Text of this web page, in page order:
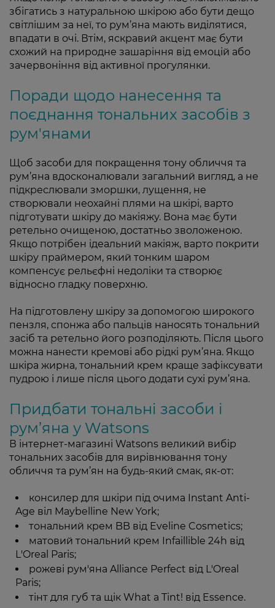
збігатись з натуральною шкірою або бути дещо
світлішим за неї, то рум’яна мають виділятися,
впадати в очі. Втім, яскравий акцент має бути
схожий на природне зашаріння від емоцій або
зачервоніння від активної прогулянки.
Поради щодо нанесення та
поєднання тональних засобів з
рум'янами
Щоб засоби для покращення тону обличчя та
рум’яна вдосконалювали загальний вигляд, а не
підкреслювали зморшки, лущення, не
створювали неохайні плями на шкірі, варто
підготувати шкіру до макіяжу. Вона має бути
ретельно очищеною, достатньо зволоженою.
Якщо потрібен ідеальний макіяж, варто покрити
шкіру праймером, який тонким шаром
компенсує рельєфні недоліки та створює
відносно гладку поверхню.
На підготовлену шкіру за допомогою широкого
пензля, спонжа або пальців наносять тональний
засіб та ретельно його розподіляють. Після цього
можна нанести кремові або рідкі рум’яна. Якщо
шкіра жирна, тональний крем краще зафіксувати
пудрою і лише після цього додати сухі рум’яна.
Придбати тональні засоби і
рум’яна у Watsons
В інтернет-магазині Watsons великий вибір
тональних засобів для вирівнювання тону
обличчя та рум’ян на будь-який смак, як-от:
консилер для шкіри під очима Instant Anti-
Age віл Maybelline New York;
тональний крем BB від Eveline Cosmetics;
матовий тональний крем Infaillible 24h від
L'Oreal Paris;
рожеві рум'яна Alliance Perfect від L'Oreal
Paris;
тінт для губ та щік What a Tint! від Essence.